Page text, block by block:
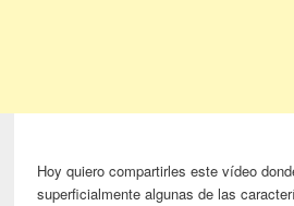
Hoy quiero compartirles este vídeo
superficialmente algunas de las